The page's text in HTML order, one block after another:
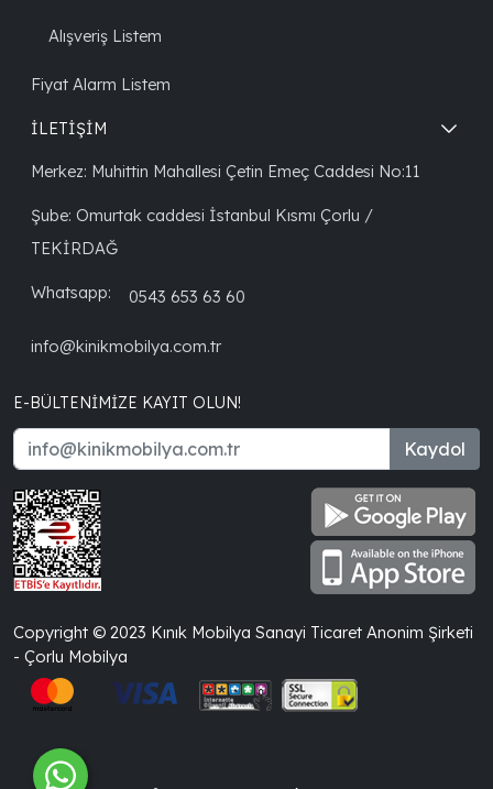
Alışveriş Listem
Fiyat Alarm Listem
İLETİŞİM
Merkez: Muhittin Mahallesi Çetin Emeç Caddesi No:11
Şube: Omurtak caddesi İstanbul Kısmı Çorlu /
TEKİRDAĞ
Whatsapp: 0543 653 63 60
info@kinikmobilya.com.tr
E-BÜLTENIMIZE KAYIT OLUN!
Kaydol
Copyright © 2023 Kınık Mobilya Sanayi Ticaret Anonim Şirketi
- Çorlu Mobilya